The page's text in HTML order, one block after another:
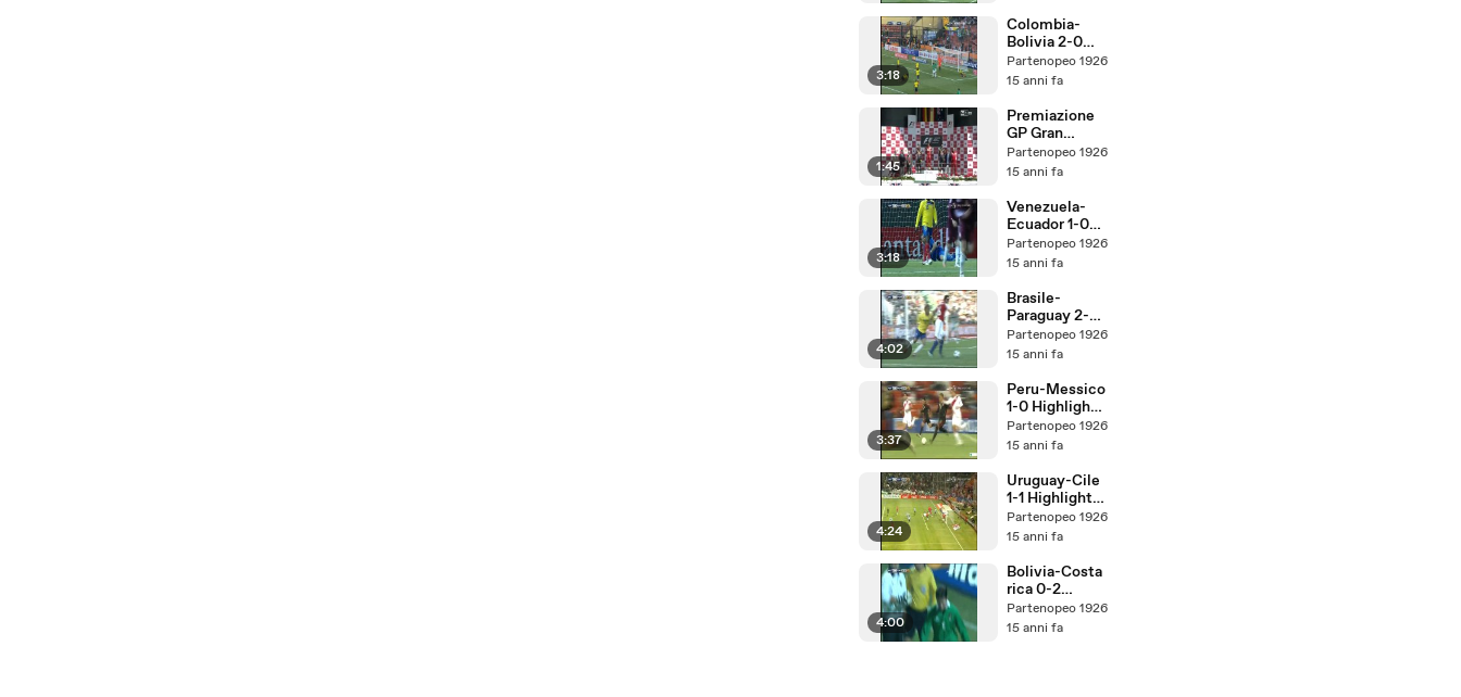
Giornata
Coppa
America
3:18
Colombia-
Bolivia 2-0
Highlights
Ampia Sintesi
America Terza
Giornata
Partenopeo 1926
15 anni fa
1:45
Premiazione
GP Gran
Bretagna 2011
Alonso + Inno
Partenopeo 1926
15 anni fa
3:18
Venezuela-
Ecuador 1-0
Highlights
Ampia Sintesi
America
Seconda
Giornata
Partenopeo 1926
15 anni fa
4:02
Brasile-
Paraguay 2-2
Highlights
Ampia Sintesi
America
Seconda
Giornata
Partenopeo 1926
15 anni fa
3:37
Peru-Messico
1-0 Highlights
Ampia Sintesi
Sky HD Coppa
Seconda
Giornata
Partenopeo 1926
15 anni fa
4:24
Uruguay-Cile
1-1 Highlights
Ampia Sintesi
Sky HD Coppa
Seconda
Giornata
Partenopeo 1926
15 anni fa
4:00
Bolivia-Costa
rica 0-2
Highlights
Ampia Sintesi
Partenopeo 1926
15 anni fa